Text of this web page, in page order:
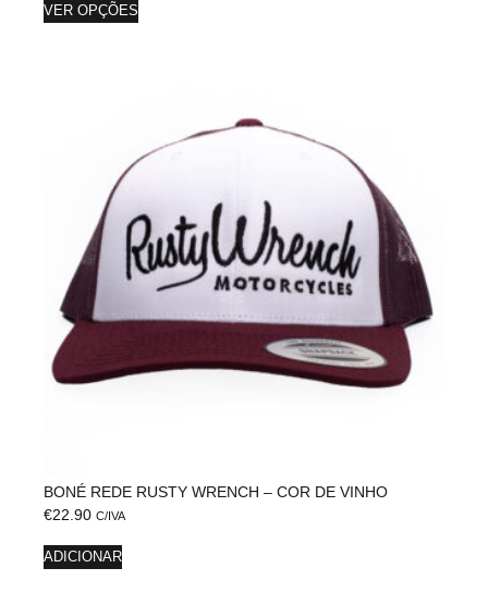
VER OPÇÕES
BONÉ REDE RUSTY WRENCH – COR DE VINHO
€22.90 C/IVA
ADICIONAR